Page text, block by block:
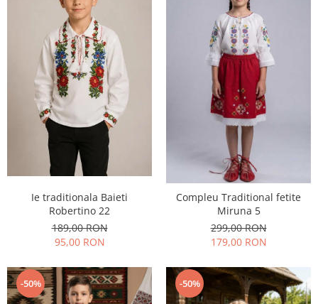
Ie traditionala Baieti
Robertino 22
189,00 RON
95,00 RON
Compleu Traditional fetite
Miruna 5
299,00 RON
179,00 RON
-50% -50%